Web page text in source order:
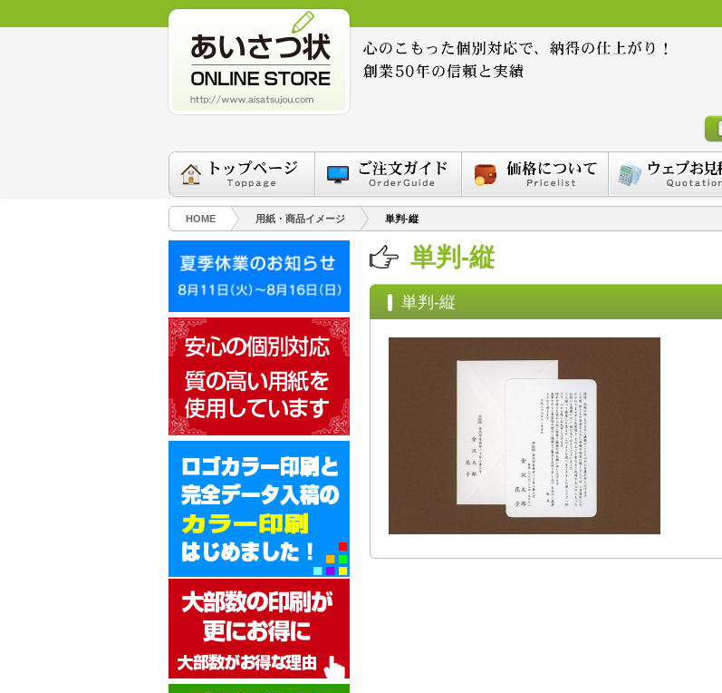
HOME 用紙・商品イメージ 単判-縦
単判-縦
単判-縦